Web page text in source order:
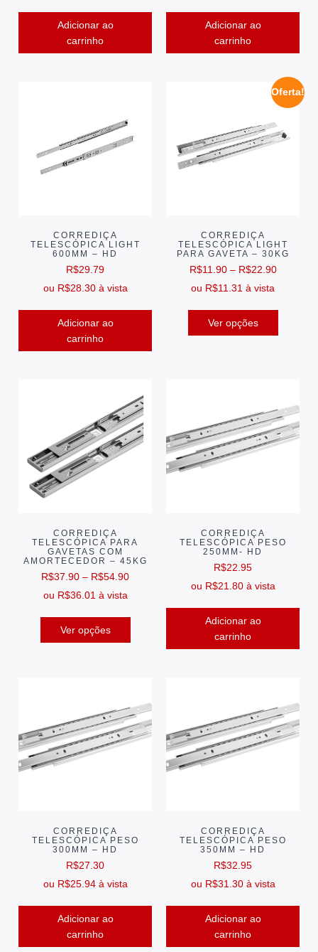
Adicionar ao
carrinho
Adicionar ao
carrinho
CORREDIÇA
TELESCÓPICA LIGHT
600MM – HD
R$29.79
ou R$28.30 à vista
Adicionar ao
carrinho
Oferta!
CORREDIÇA
TELESCÓPICA LIGHT
PARA GAVETA – 30KG
R$11.90 – R$22.90
ou R$11.31 à vista
Ver opções
CORREDIÇA
TELESCÓPICA PARA
GAVETAS COM
AMORTECEDOR – 45KG
R$37.90 – R$54.90
ou R$36.01 à vista
Ver opções
CORREDIÇA
TELESCÓPICA PESO
250MM- HD
R$22.95
ou R$21.80 à vista
Adicionar ao
carrinho
CORREDIÇA
TELESCÓPICA PESO
300MM – HD
R$27.30
ou R$25.94 à vista
Adicionar ao
carrinho
CORREDIÇA
TELESCÓPICA PESO
350MM – HD
R$32.95
ou R$31.30 à vista
Adicionar ao
carrinho